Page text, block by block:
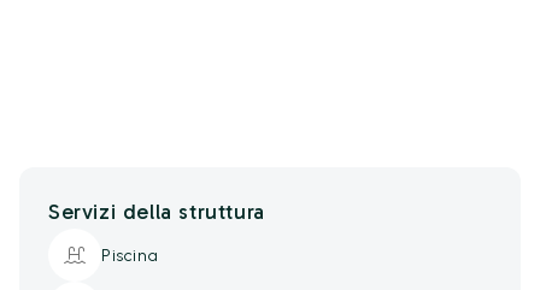
Servizi della struttura
Piscina